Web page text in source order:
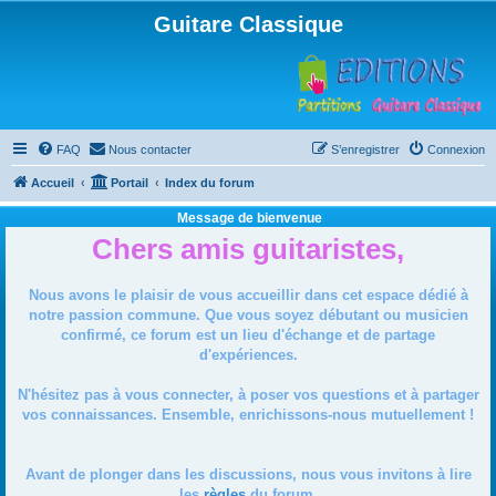
Guitare Classique
FAQ Nous contacter Connexion
S’enregistrer
Accueil Portail Index du forum
Message de bienvenue
Chers amis guitaristes,
Nous avons le plaisir de vous accueillir dans cet espace dédié à
notre passion commune. Que vous soyez débutant ou musicien
confirmé, ce forum est un lieu d'échange et de partage
d'expériences.
N'hésitez pas à vous connecter, à poser vos questions et à partager
vos connaissances. Ensemble, enrichissons-nous mutuellement !
Avant de plonger dans les discussions, nous vous invitons à lire